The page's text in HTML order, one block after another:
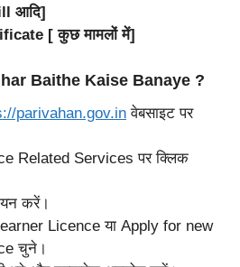
आदि]
[ कुछ मामलों में]
Baithe Kaise Banaye ?
parivahan.gov.in वेबसाइट पर
Related Services पर क्लिक
करें।
Licence या Apply for new
चुने।